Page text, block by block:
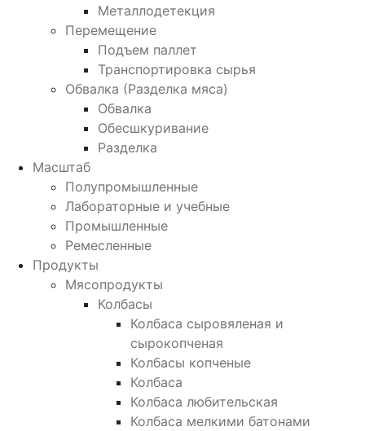
Металлодетекция
Перемещение
Подъем паллет
Транспортировка сырья
Обвалка (Разделка мяса)
Обвалка
Обесшкуривание
Разделка
Масштаб
Полупромышленные
Лабораторные и учебные
Промышленные
Ремесленные
Продукты
Мясопродукты
Колбасы
Колбаса сыровяленая и
сырокопченая
Колбасы копченые
Колбаса
Колбаса любительская
Колбаса мелкими батонами